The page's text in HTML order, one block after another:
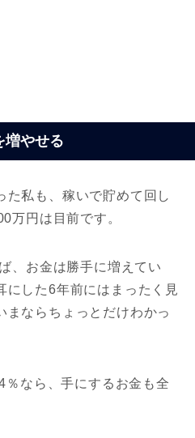
増やせる
た私も、稼いで貯めて回し
万円は目前です。
、お金は勝手に増えてい
にした6年前にはまったく見
まならちょっとだけわかっ
なら、手にするお金も全